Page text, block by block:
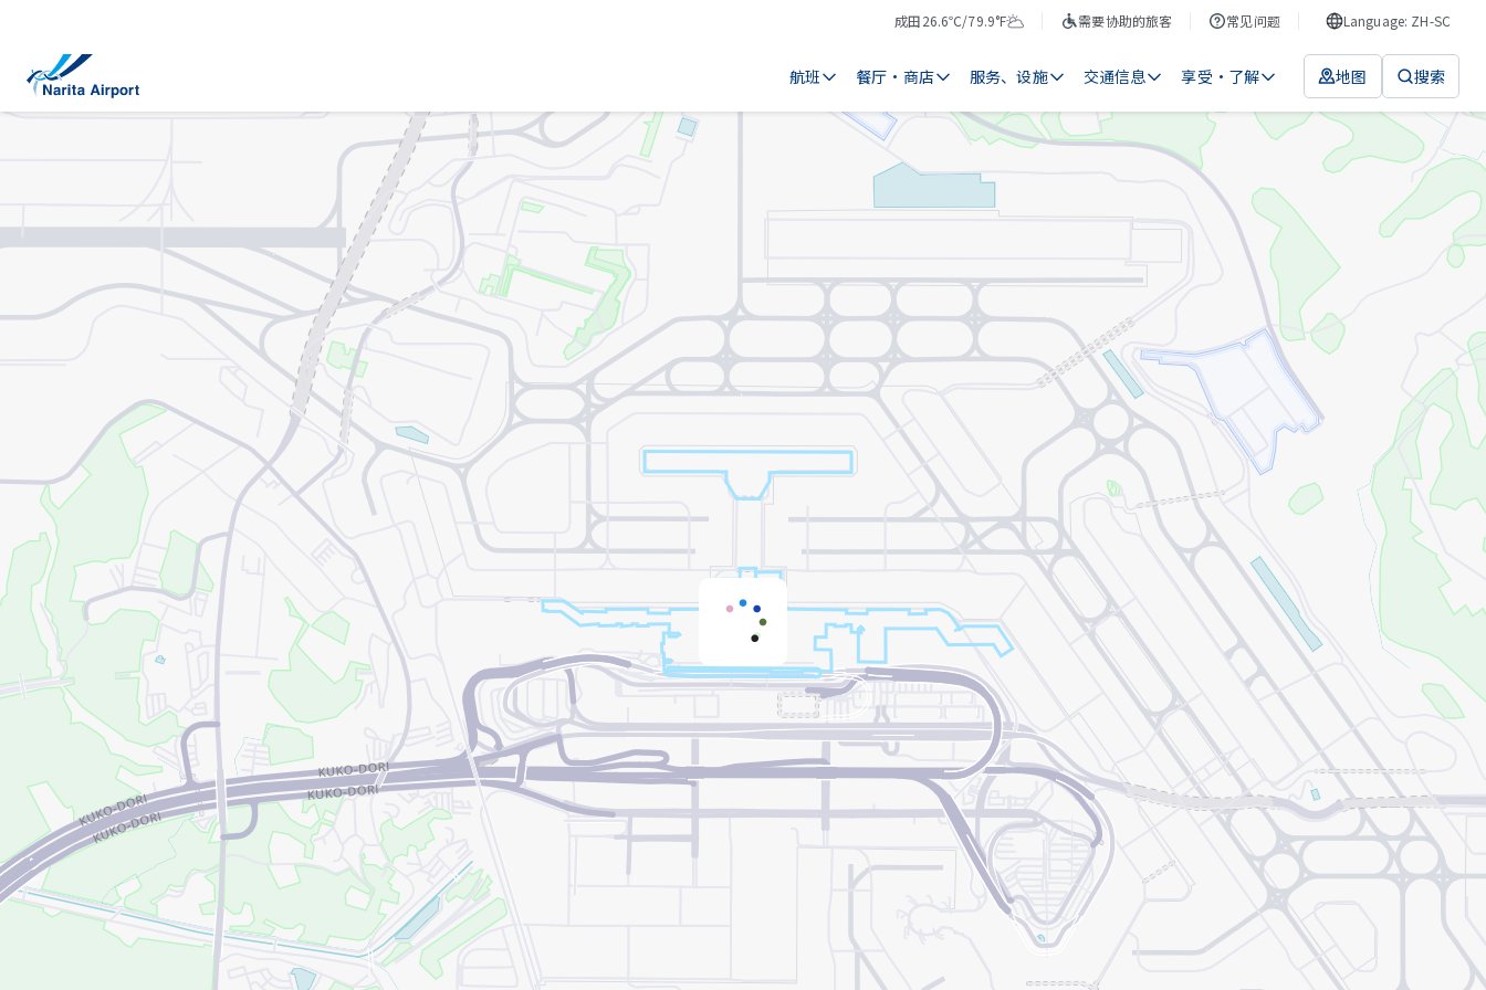
成田
气
26.6℃/79.9°F
天
需要协助的旅客 常见问题 Language: ZH-SC
航班 餐厅・商店 服务、设施 交通信息 享受・了解 地图 搜索